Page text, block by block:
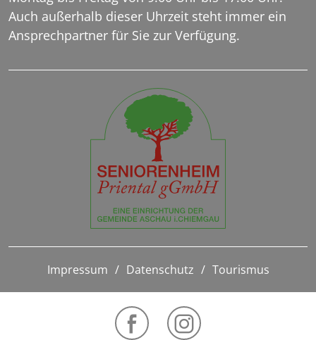
Auch außerhalb dieser Uhrzeit steht immer ein
Ansprechpartner für Sie zur Verfügung.
Impressum Datenschutz Tourismus